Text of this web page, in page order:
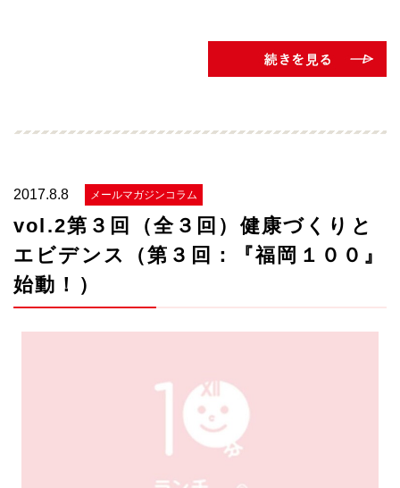
2017.8.8 メールマガジンコラム
vol.2第３回（全３回）健康づくりと
エビデンス（第３回：『福岡１００』
始動！）